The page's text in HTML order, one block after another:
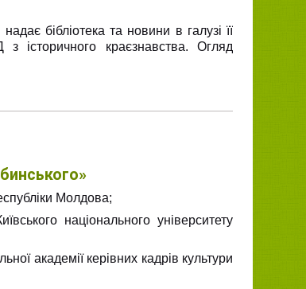
бібліотека та новини в галузі її
з історичного краєзнавства. Огляд
Молдова;
національного університету
академії керівних кадрів культури